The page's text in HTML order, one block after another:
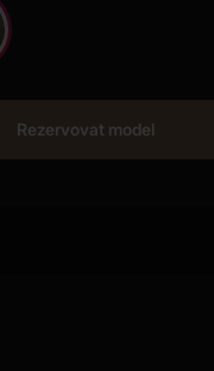
Rezervovat model